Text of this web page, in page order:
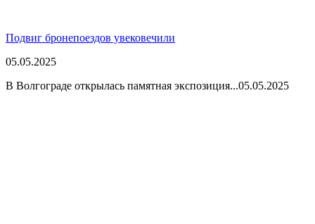
Подвиг бронепоездов увековечили
05.05.2025
В Волгограде открылась памятная экспозиция...05.05.2025